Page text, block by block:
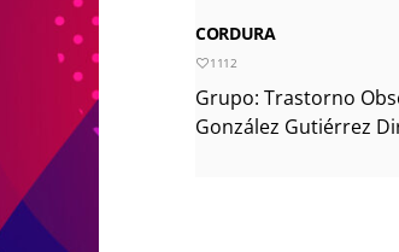
CORDURA
1112
Grupo: Trastorno
González Gutiérrez